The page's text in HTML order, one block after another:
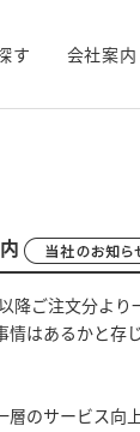
す 会社案内
ご注文分より
はあるかと存
のサービス向